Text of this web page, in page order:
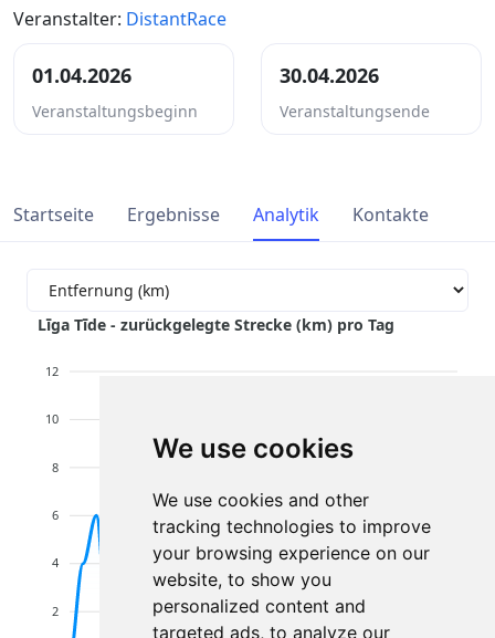
We use cookies
We use cookies and other
tracking technologies to improve
your browsing experience on our
website, to show you
personalized content and
targeted ads, to analyze our
Veranstalter: DistantRace
01.04.2026
Veranstaltungsbeginn
30.04.2026
Veranstaltungsende
Startseite Ergebnisse Analytik Kontakte
Līga Tīde - zurückgelegte Strecke (km) pro Tag
12
10
8
6
4
2